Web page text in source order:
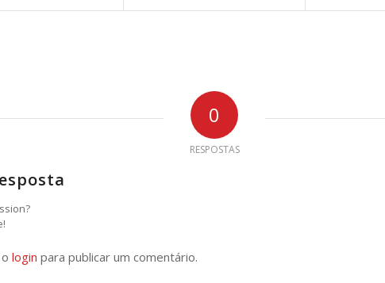
0
RESPOSTAS
login para publicar um comentário.